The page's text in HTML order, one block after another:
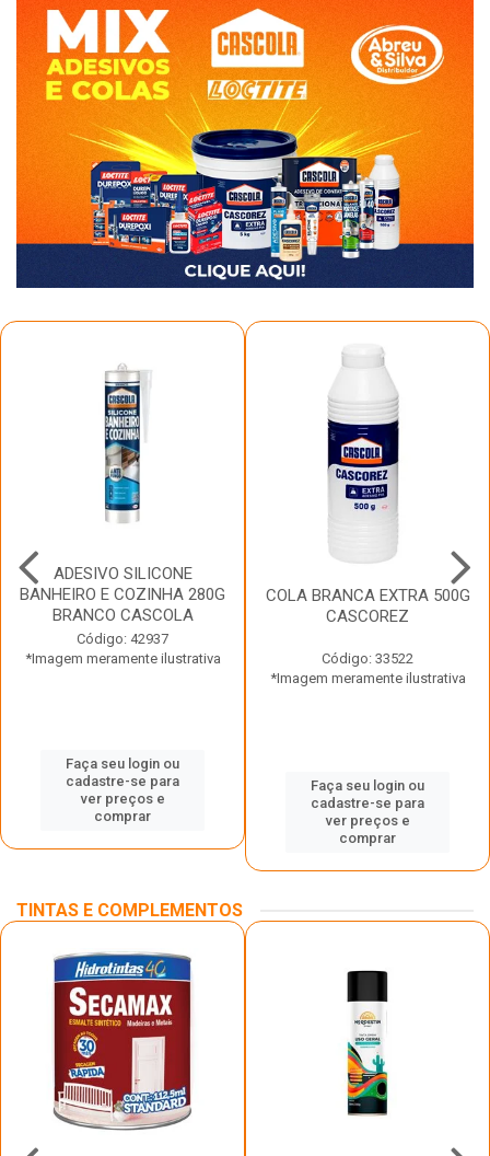
ADESIVO SILICONE
BANHEIRO E COZINHA 280G
BRANCO CASCOLA
Código: 42937
*Imagem meramente ilustrativa
Faça seu login ou
cadastre-se para
ver preços e
comprar
COLA BRANCA EXTRA 500G
CASCOREZ
Código: 33522
*Imagem meramente ilustrativa
Faça seu login ou
cadastre-se para
ver preços e
comprar
TINTAS E COMPLEMENTOS